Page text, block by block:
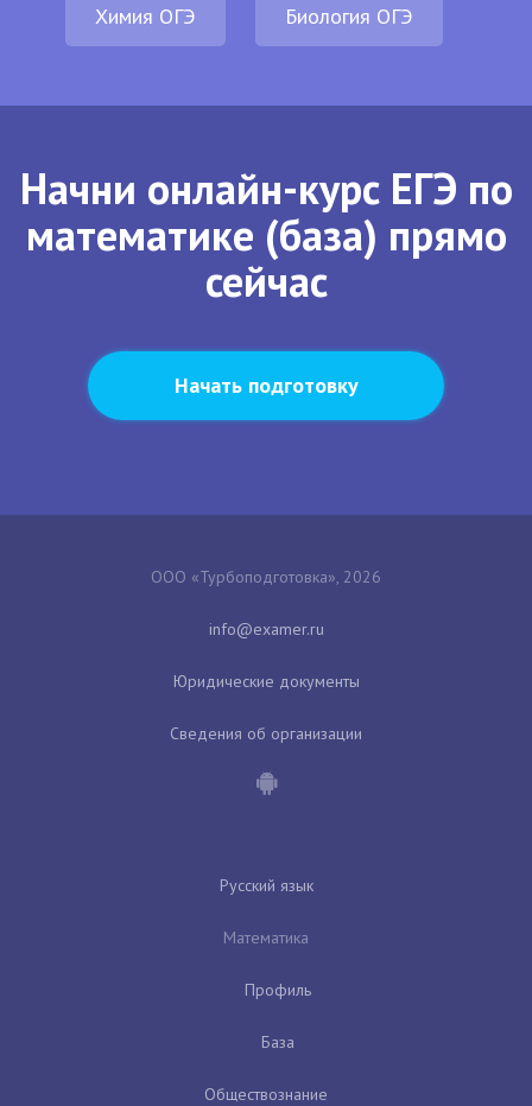
Химия ОГЭ Биология ОГЭ
Начни онлайн-курс ЕГЭ по
математике (база) прямо
сейчас
Начать подготовку
ООО «Турбоподготовка», 2026
Юридические документы
Сведения об организации
Русский язык
Математика
Профиль
База
Обществознание